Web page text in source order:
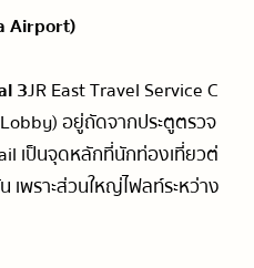
Airport)
3JR East Travel Service C
อยู่ถัดจากประตูตรวจ
เป็นจุดหลักที่นักท่องเที่ยวต่
เพราะส่วนใหญ่ไฟลท์ระหว่าง